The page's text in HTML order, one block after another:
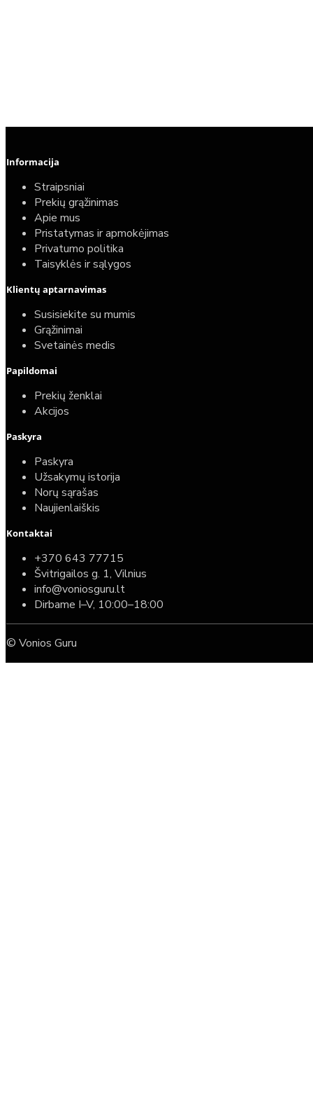
Informacija
Straipsniai
Prekių grąžinimas
Apie mus
Pristatymas ir apmokėjimas
Privatumo politika
Taisyklės ir sąlygos
Klientų aptarnavimas
Susisiekite su mumis
Grąžinimai
Svetainės medis
Papildomai
Prekių ženklai
Akcijos
Paskyra
Paskyra
Užsakymų istorija
Norų sąrašas
Naujienlaiškis
Kontaktai
+370 643 77715
Švitrigailos g. 1, Vilnius
info@voniosguru.lt
Dirbame I–V, 10:00–18:00
© Vonios Guru